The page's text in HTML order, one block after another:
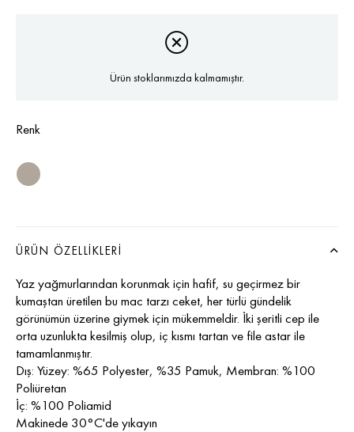
Ürün stoklarımızda kalmamıştır.
Renk
ÜRÜN ÖZELLIKLERI
Yaz yağmurlarından korunmak için hafif, su geçirmez bir
kumaştan üretilen bu mac tarzı ceket, her türlü gündelik
görünümün üzerine giymek için mükemmeldir. İki şeritli cep ile
orta uzunlukta kesilmiş olup, iç kısmı tartan ve file astar ile
tamamlanmıştır.
Dış: Yüzey: %65 Polyester, %35 Pamuk, Membran: %100
Poliüretan
İç: %100 Poliamid
Makinede 30°C'de yıkayın